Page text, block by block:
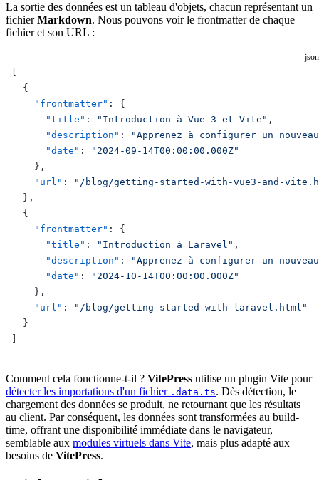
La sortie des données est un tableau d'objets, chacun représentant un
fichierMarkdown. Nous pouvons voir le frontmatter de chaque
fichier et son URL :
json
  {
    "frontmatter"
: {
      "title"
: "Introduction à Vue 3 et Vite" ,
      "description"
:
"Apprenez à configurer un
      "date"
:
"2024-09-14T00:00:00.000Z"
    },
    "url"
:
"/blog/getting-started-with-vue3-and-
  },
  {
    "frontmatter"
: {
      "title"
: "Introduction à Laravel" ,
      "description"
:
"Apprenez à configurer un
      "date"
:
"2024-10-14T00:00:00.000Z"
    },
    "url"
:
"/blog/getting-started-with-laravel.html"
  }
Comment cela fonctionne-t-il ? VitePress utilise un plugin Vite pour
détecter les importations d'un fichier .data.ts. Dès détection, le
chargement des données se produit, ne retournant que les résultats
au client. Par conséquent, les données sont transformées au build-
time, offrant une disponibilité immédiate dans le navigateur,
semblable aux modules virtuels dans Vite, mais plus adapté aux
besoins de VitePress.